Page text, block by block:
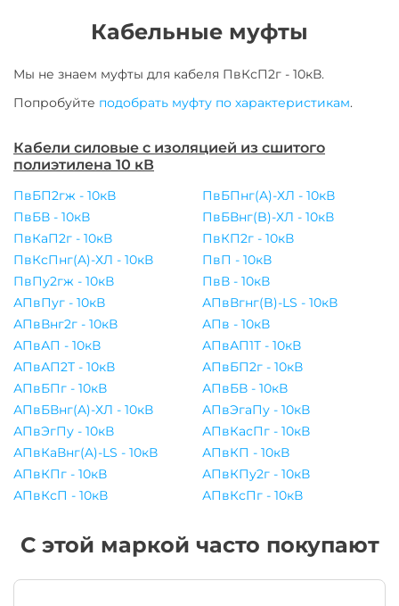
Кабельные муфты
Мы не знаем муфты для кабеля ПвКсП2г - 10кВ.
Попробуйте подобрать муфту по характеристикам.
Кабели силовые с изоляцией из сшитого
полиэтилена 10 кВ
ПвБП2гж - 10кВ
ПвБПнг(A)-ХЛ - 10кВ
ПвБВ - 10кВ
ПвБВнг(B)-ХЛ - 10кВ
ПвКаП2г - 10кВ
ПвКП2г - 10кВ
ПвКсПнг(A)-ХЛ - 10кВ
ПвП - 10кВ
ПвПу2гж - 10кВ
ПвВ - 10кВ
АПвПуг - 10кВ
АПвВгнг(B)-LS - 10кВ
АПвВнг2г - 10кВ
АПв - 10кВ
АПвАП - 10кВ
АПвАП1Т - 10кВ
АПвАП2Т - 10кВ
АПвБП2г - 10кВ
АПвБПг - 10кВ
АПвБВ - 10кВ
АПвБВнг(A)-ХЛ - 10кВ
АПвЭгаПу - 10кВ
АПвЭгПу - 10кВ
АПвКасПг - 10кВ
АПвКаВнг(A)-LS - 10кВ
АПвКП - 10кВ
АПвКПг - 10кВ
АПвКПу2г - 10кВ
АПвКсП - 10кВ
АПвКсПг - 10кВ
С этой маркой часто покупают